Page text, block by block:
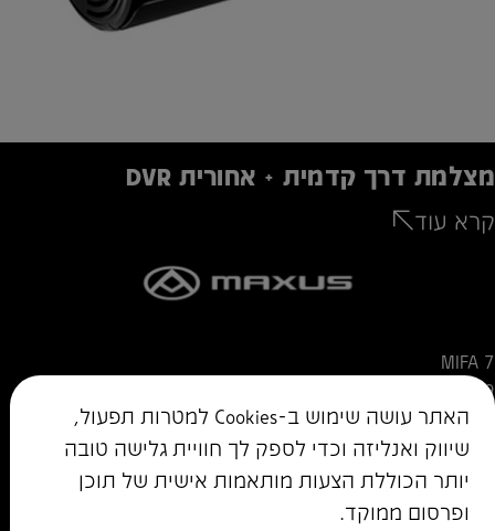
מצלמת דרך קדמית + אחורית DVR
קרא עוד
MIFA 7
MIFA 9
הסיפור של MAXUS
צור קשר
לדף הבית
האתר עושה שימוש ב-Cookies למטרות תפעול,
שיווק ואנליזה וכדי לספק לך חוויית גלישה טובה
יותר הכוללת הצעות מותאמות אישית של תוכן
ופרסום ממוקד.